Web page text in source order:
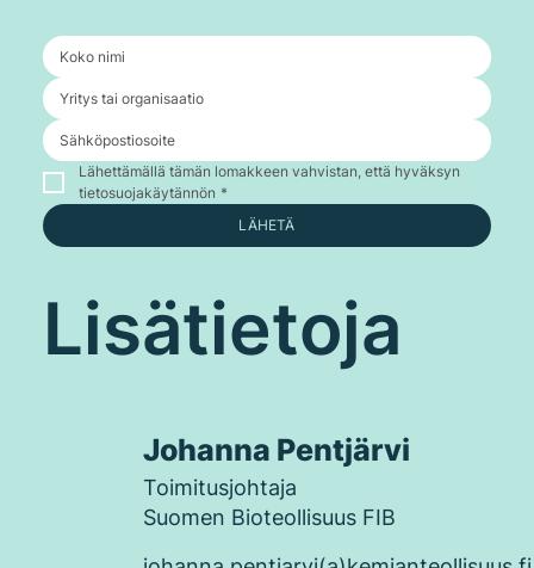
Lähettämällä tämän lomakkeen vahvistan, että hyväksyn
tietosuojakäytännön *
LÄHETÄ
Johanna Pentjärvi
Toimitusjohtaja
Suomen Bioteollisuus FIB
Lisätietoja